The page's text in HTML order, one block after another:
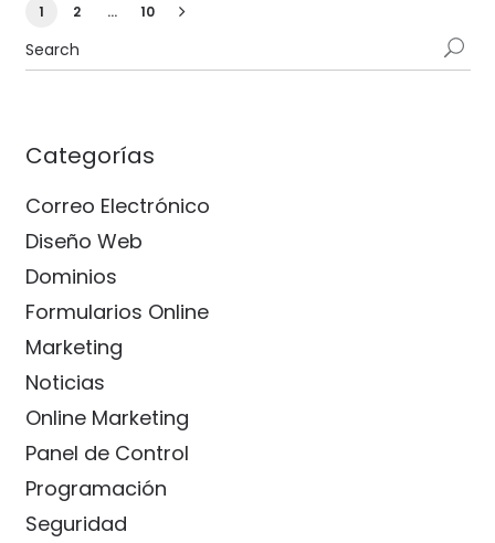
1 2 … 10
Categorías
Correo Electrónico
Diseño Web
Dominios
Formularios Online
Marketing
Noticias
Online Marketing
Panel de Control
Programación
Seguridad